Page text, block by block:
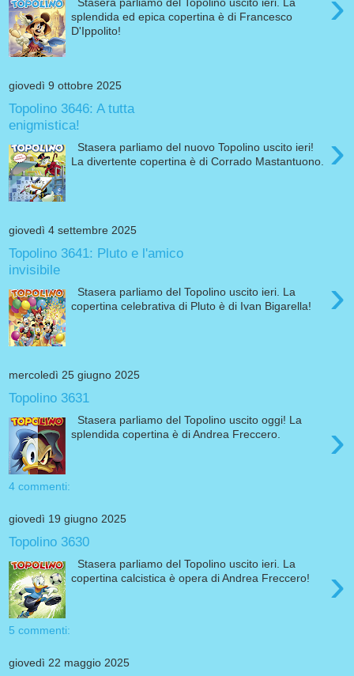
Stasera parliamo del Topolino uscito ieri. La
splendida ed epica copertina è di Francesco
D'Ippolito!
giovedì 9 ottobre 2025
Topolino 3646: A tutta
enigmistica!
›
Stasera parliamo del nuovo Topolino uscito ieri!
La divertente copertina è di Corrado Mastantuono.
giovedì 4 settembre 2025
Topolino 3641: Pluto e l'amico
invisibile
›
Stasera parliamo del Topolino uscito ieri. La
copertina celebrativa di Pluto è di Ivan Bigarella!
mercoledì 25 giugno 2025
Topolino 3631
›
Stasera parliamo del Topolino uscito oggi! La
splendida copertina è di Andrea Freccero.
4 commenti:
giovedì 19 giugno 2025
Topolino 3630
›
Stasera parliamo del Topolino uscito ieri. La
copertina calcistica è opera di Andrea Freccero!
5 commenti:
giovedì 22 maggio 2025